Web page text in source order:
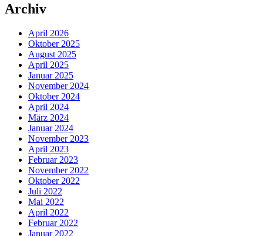
Archiv
April 2026
Oktober 2025
August 2025
April 2025
Januar 2025
November 2024
Oktober 2024
April 2024
März 2024
Januar 2024
November 2023
April 2023
Februar 2023
November 2022
Oktober 2022
Juli 2022
Mai 2022
April 2022
Februar 2022
Januar 2022